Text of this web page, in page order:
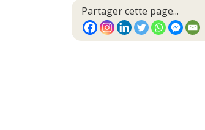
Partager cette page...